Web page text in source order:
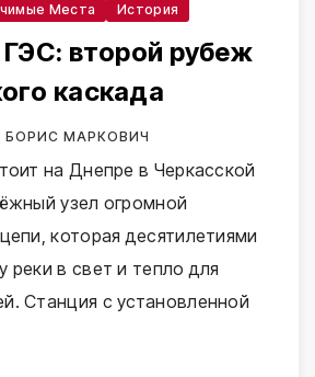
Места История
второй рубеж
каскада
БОРИС МАРКОВИЧ
на Днепре в Черкасской
узел огромной
которая десятилетиями
реки в свет и тепло для
Станция с установленной